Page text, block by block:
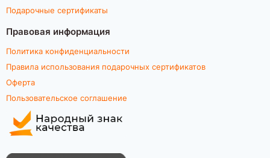
Подарочные сертификаты
Правовая информация
Политика конфиденциальности
Правила использования подарочных сертификатов
Оферта
Пользовательское соглашение